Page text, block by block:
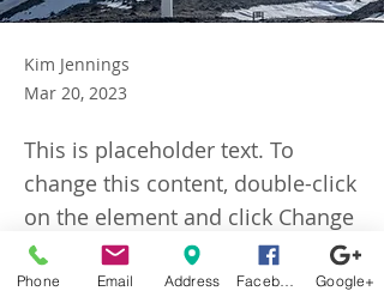
Kim Jennings
Mar 20, 2023
This is placeholder text. To
change this content, double-click
on the element and click Change
Content.
Phone Email Address Google+